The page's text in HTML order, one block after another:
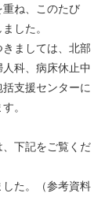
ね、このたび
した。
ましては、北部
科、病床休止中
支援センターに
。
下記をご覧くだ
た。（参考資料